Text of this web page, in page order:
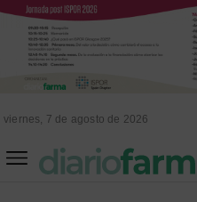
viernes, 7 de agosto de 2026